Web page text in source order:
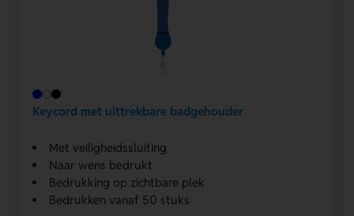
Keycord met uittrekbare badgehouder
Met veiligheidssluiting
Naar wens bedrukt
Bedrukking op zichtbare plek
Bedrukken vanaf 50 stuks